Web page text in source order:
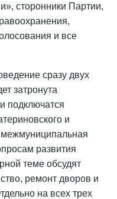
сторонники Партии,
и все
сразу двух
затронута
подключатся
и
развития
теме обсудят
ремонт дворов и
на всех трех